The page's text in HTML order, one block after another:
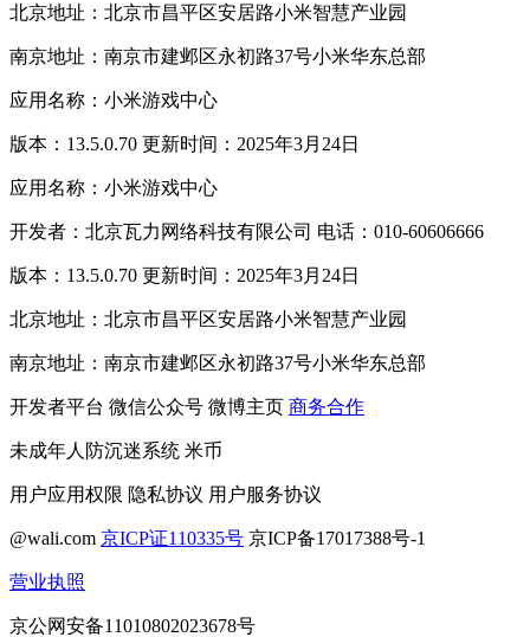
北京地址：北京市昌平区安居路小米智慧产业园
南京地址：南京市建邺区永初路37号小米华东总部
应用名称：小米游戏中心
版本：13.5.0.70 更新时间：2025年3月24日
应用名称：小米游戏中心
开发者：北京瓦力网络科技有限公司 电话：010-60606666
版本：13.5.0.70 更新时间：2025年3月24日
北京地址：北京市昌平区安居路小米智慧产业园
南京地址：南京市建邺区永初路37号小米华东总部
开发者平台 微信公众号 微博主页 商务合作
未成年人防沉迷系统 米币
用户应用权限 隐私协议 用户服务协议
@wali.com 京ICP证110335号 京ICP备17017388号-1
营业执照
京公网安备11010802023678号